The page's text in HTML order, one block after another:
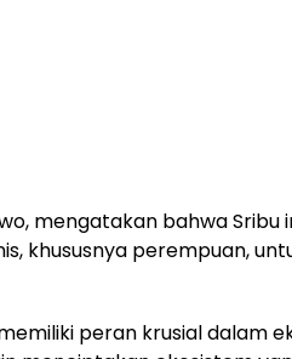
mengatakan bahwa
khususnya perempuan,
peran krusial dalam